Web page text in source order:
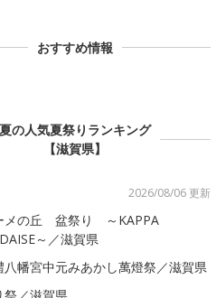
おすすめ情報
夏の人気夏祭りランキング
【滋賀県】
2026/08/06 更新
メの丘 盆祭り ～KAPPA
～／滋賀県
八幡宮中元みあかし萬燈祭／滋賀県